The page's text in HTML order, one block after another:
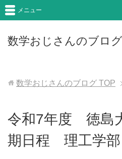
数学おじさんのブログ
メニュー
数学おじさんのブログ TOP
令和7年度 徳島
期日程 理工学